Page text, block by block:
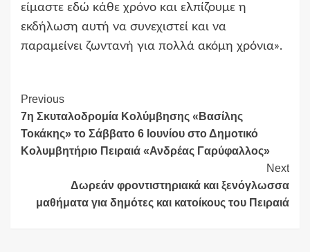
είμαστε εδώ κάθε χρόνο και ελπίζουμε η
εκδήλωση αυτή να συνεχιστεί και να
παραμείνει ζωντανή για πολλά ακόμη χρόνια».
Continue
Reading
Previous
7η Σκυταλοδρομία Κολύμβησης «Βασίλης
Τοκάκης» το Σάββατο 6 Ιουνίου στο Δημοτικό
Κολυμβητήριο Πειραιά «Ανδρέας Γαρύφαλλος»
Next
Δωρεάν φροντιστηριακά και ξενόγλωσσα
μαθήματα για δημότες και κατοίκους του Πειραιά